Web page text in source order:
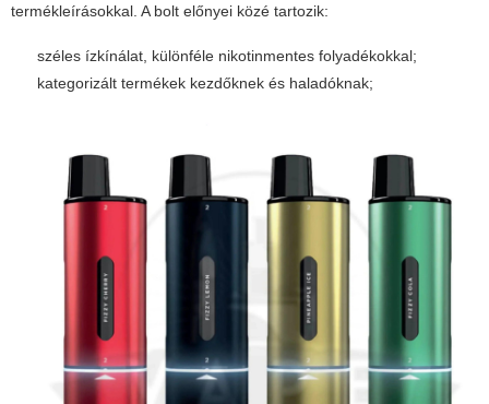
termékleírásokkal. A bolt előnyei közé tartozik:
széles ízkínálat, különféle nikotinmentes folyadékokkal;
kategorizált termékek kezdőknek és haladóknak;